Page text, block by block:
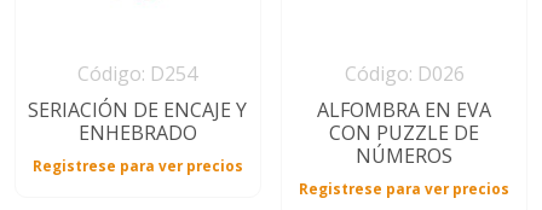
Código: D254
SERIACIÓN DE ENCAJE Y
ENHEBRADO
Registrese para ver precios
Código: D026
ALFOMBRA EN EVA
CON PUZZLE DE
NÚMEROS
Registrese para ver precios